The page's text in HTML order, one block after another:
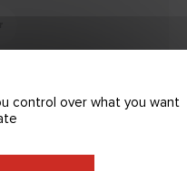
control over what you want